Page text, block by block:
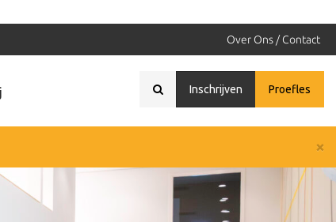
Over Ons / Contact
Inschrijven Proefles
×